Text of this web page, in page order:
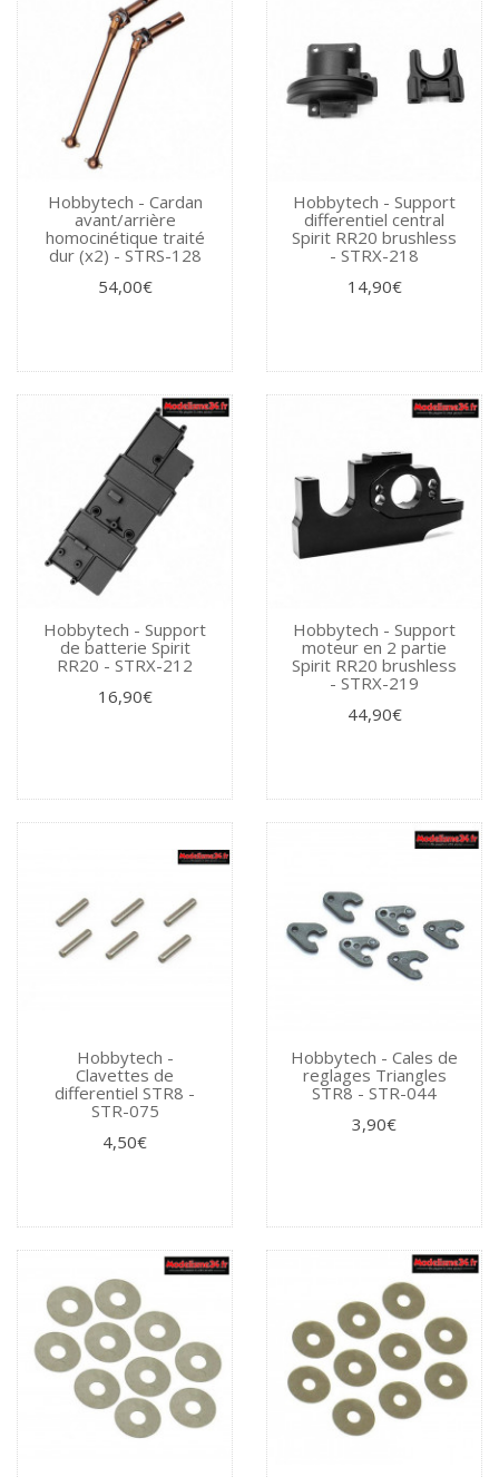
Hobbytech - Cardan
avant/arrière
homocinétique traité
dur (x2) - STRS-128
54,00€
Hobbytech - Support
differentiel central
Spirit RR20 brushless
- STRX-218
14,90€
Hobbytech - Support
de batterie Spirit
RR20 - STRX-212
16,90€
Hobbytech - Support
moteur en 2 partie
Spirit RR20 brushless
- STRX-219
44,90€
Hobbytech -
Clavettes de
differentiel STR8 -
STR-075
4,50€
Hobbytech - Cales de
reglages Triangles
STR8 - STR-044
3,90€